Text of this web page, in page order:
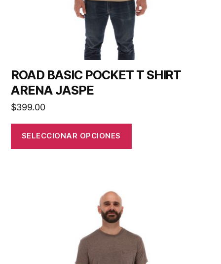
ROAD BASIC POCKET T SHIRT
ARENA JASPE
$399.00
SELECCIONAR OPCIONES